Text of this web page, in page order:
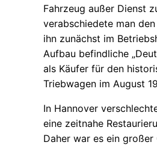
Fahrzeug außer Dienst
verabschiedete man
ihn zunächst im
Aufbau befindliche
als Käufer für den
Triebwagen im August
In Hannover
eine zeitnahe
Daher war es ein